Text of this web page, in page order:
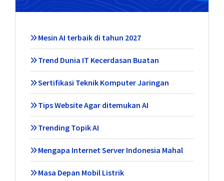
Mesin AI terbaik di tahun 2027
Trend Dunia IT Kecerdasan Buatan
Sertifikasi Teknik Komputer Jaringan
Tips Website Agar ditemukan AI
Trending Topik AI
Mengapa Internet Server Indonesia Mahal
Masa Depan Mobil Listrik